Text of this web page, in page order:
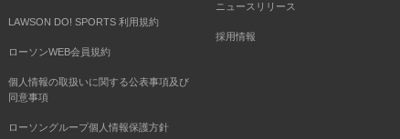
LAWSON DO! SPORTS 利用規約
ローソンWEB会員規約
個人情報の取扱いに関する公表事項及び
同意事項
ローソングループ個人情報保護方針
ニュースリリース
採用情報